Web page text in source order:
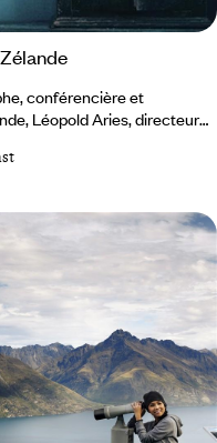
conférencière et
Léopold Aries, directeur
du Monde, Jean-
Demain. Valérie Expert part